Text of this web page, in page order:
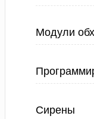
Модули
Сирены